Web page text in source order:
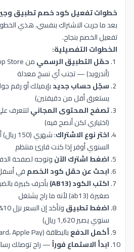
خطوات تفعيل كود خصم تطبيق
بعد ما جربت الاشتراك بنفسي، هذي
تفعيل الخصم بنجاح.
الخطوات التفصيلية:
حمّل التطبيق الرسمي
(أندرويد) — تجنب أي نسخ معدلة
سجّل حساب جديدبإيميلك أو رقم
يستغرق أقل من دقيقتين)
تصفح المحتوى المجانيلتتعرف
(اختياري لكن أنصح فيه)
اختر نوع الاشتراك
السنوي أوفر إذا كنت قارئ منتظم
اضغط اشترك الآنوتوجه لصفحة
ابحث عن حقل كود الخصمفي
اكتب الكود (AB13)
بأحرف كبيرة
صغيرة (ab13) لأنه ما راح يشتغل
اضغط تطبيق
سنوي يصير 1,620 ريال)
أكمل الدفعبالبطاقة (mada، Visa، Mastercard، Apple Pay)
ابدأ الاستماع فوراً— راح توصلك